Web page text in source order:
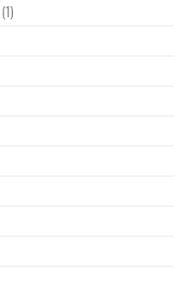
(1)